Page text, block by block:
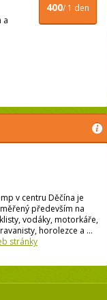
400/ 1 den
a
v centru Děčína je
především na
vodáky, motorkáře,
horolezce a ...
stránky